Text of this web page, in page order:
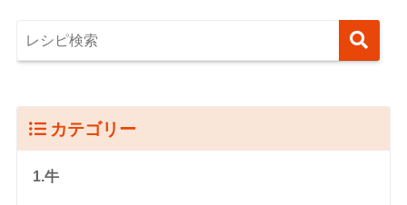
カテゴリー
1.牛